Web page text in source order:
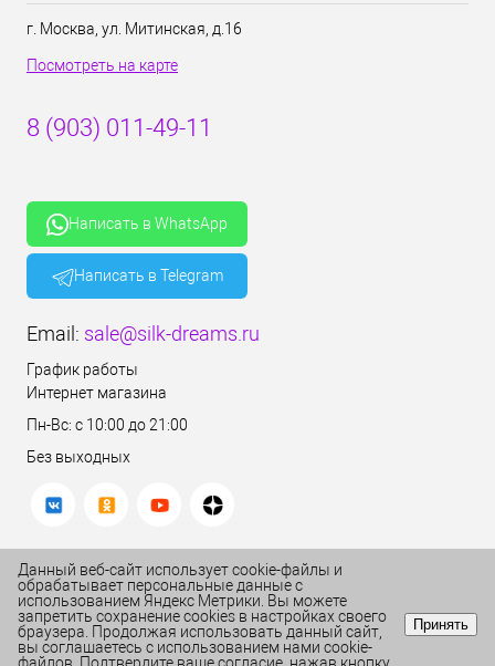
г. Москва, ул. Митинская, д.16
Посмотреть на карте
8 (903) 011-49-11
Написать в WhatsApp
Написать в Telegram
Email: sale@silk-dreams.ru
График работы
Интернет магазина
Пн-Вс: с 10:00 до 21:00
Без выходных
Данный веб-сайт использует cookie-файлы и
обрабатывает персональные данные с
использованием Яндекс Метрики. Вы можете
запретить сохранение cookies в настройках своего
браузера. Продолжая использовать данный сайт,
вы соглашаетесь с использованием нами cookie-
Принять